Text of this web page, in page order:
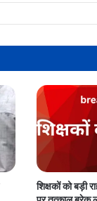
शिक्षकों को बड़ी